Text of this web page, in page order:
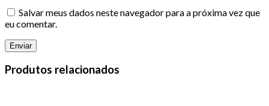
Salvar meus dados neste navegador para a próxima vez que
eu comentar.
Produtos relacionados